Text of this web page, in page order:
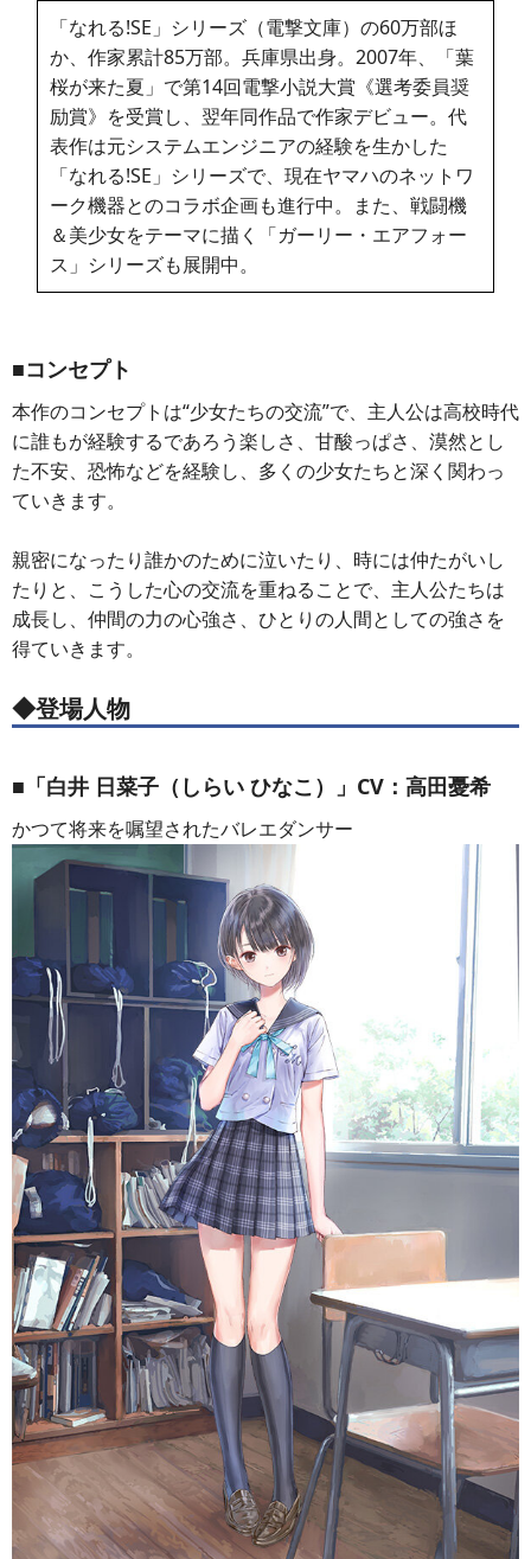
「なれる!SE」シリーズ（電撃文庫）の60万部ほ
か、作家累計85万部。兵庫県出身。2007年、「葉
桜が来た夏」で第14回電撃小説大賞《選考委員奨
励賞》を受賞し、翌年同作品で作家デビュー。代
表作は元システムエンジニアの経験を生かした
「なれる!SE」シリーズで、現在ヤマハのネットワ
ーク機器とのコラボ企画も進行中。また、戦闘機
＆美少女をテーマに描く「ガーリー・エアフォー
ス」シリーズも展開中。
■コンセプト
本作のコンセプトは“少女たちの交流”で、主人公は高校時代
に誰もが経験するであろう楽しさ、甘酸っぱさ、漠然とし
た不安、恐怖などを経験し、多くの少女たちと深く関わっ
ていきます。
親密になったり誰かのために泣いたり、時には仲たがいし
たりと、こうした心の交流を重ねることで、主人公たちは
成長し、仲間の力の心強さ、ひとりの人間としての強さを
得ていきます。
◆登場人物
■「白井 日菜子（しらい ひなこ）」CV：高田憂希
かつて将来を嘱望されたバレエダンサー